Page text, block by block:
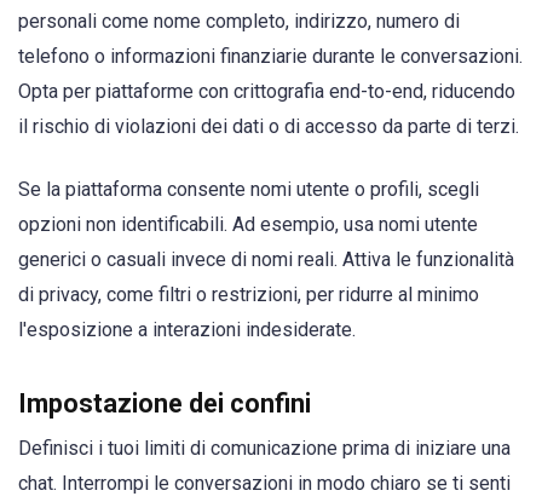
personali come nome completo, indirizzo, numero di
telefono o informazioni finanziarie durante le conversazioni.
Opta per piattaforme con crittografia end-to-end, riducendo
il rischio di violazioni dei dati o di accesso da parte di terzi.
Se la piattaforma consente nomi utente o profili, scegli
opzioni non identificabili. Ad esempio, usa nomi utente
generici o casuali invece di nomi reali. Attiva le funzionalità
di privacy, come filtri o restrizioni, per ridurre al minimo
l'esposizione a interazioni indesiderate.
Impostazione dei confini
Definisci i tuoi limiti di comunicazione prima di iniziare una
chat. Interrompi le conversazioni in modo chiaro se ti senti